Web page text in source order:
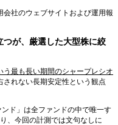
社のウェブサイトおよび運用報
が、厳選した大型株に絞
う最も長い期間のシャープレシオ
されない長期安定性という観点
ド」は全ファンドの中で唯一す
、今回の計測では文句なしに